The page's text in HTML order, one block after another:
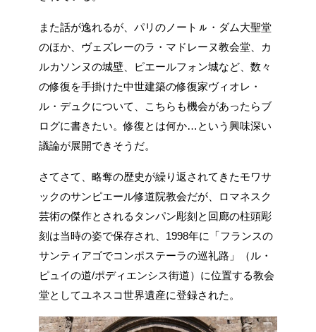
また話が逸れるが、パリのノートㇽ・ダム大聖堂
のほか、ヴェズレーのラ・マドレーヌ教会堂、カ
ルカソンヌの城壁、ピエールフォン城など、数々
の修復を手掛けた中世建築の修復家ヴィオレ・
ル・デュクについて、こちらも機会があったらブ
ログに書きたい。修復とは何か…という興味深い
議論が展開できそうだ。
さてさて、略奪の歴史が繰り返されてきたモワサ
ックのサンピエール修道院教会だが、ロマネスク
芸術の傑作とされるタンパン彫刻と回廊の柱頭彫
刻は当時の姿で保存され、1998年に「フランスの
サンティアゴでコンポステーラの巡礼路」（ル・
ピュイの道/ポディエンシス街道）に位置する教会
堂としてユネスコ世界遺産に登録された。